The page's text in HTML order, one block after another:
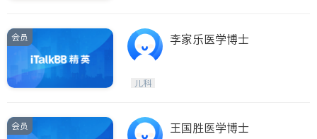
会员 李家乐医学博士
儿科
会员 王国胜医学博士